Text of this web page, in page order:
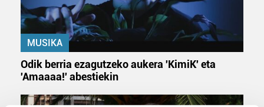
MUSIKA
Odik berria ezagutzeko aukera 'KimiK' eta
'Amaaaa!' abestiekin